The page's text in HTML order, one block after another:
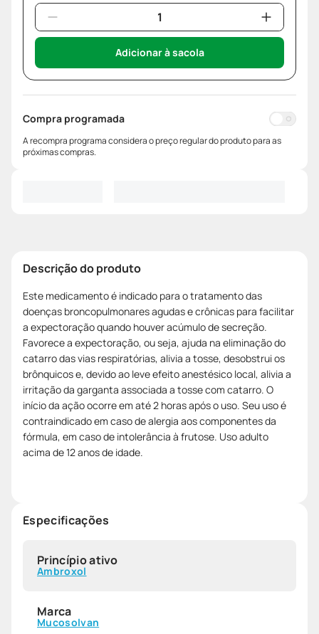
Adicionar à sacola
Compra programada
A recompra programa considera o preço regular do produto para as
próximas compras.
Descrição do produto
Este medicamento é indicado para o tratamento das
doenças broncopulmonares agudas e crônicas para facilitar
a expectoração quando houver acúmulo de secreção.
Favorece a expectoração, ou seja, ajuda na eliminação do
catarro das vias respiratórias, alivia a tosse, desobstrui os
brônquicos e, devido ao leve efeito anestésico local, alivia a
irritação da garganta associada a tosse com catarro. O
início da ação ocorre em até 2 horas após o uso. Seu uso é
contraindicado em caso de alergia aos componentes da
fórmula, em caso de intolerância à frutose. Uso adulto
acima de 12 anos de idade.
Especificações
Princípio ativo
Ambroxol
Marca
Mucosolvan